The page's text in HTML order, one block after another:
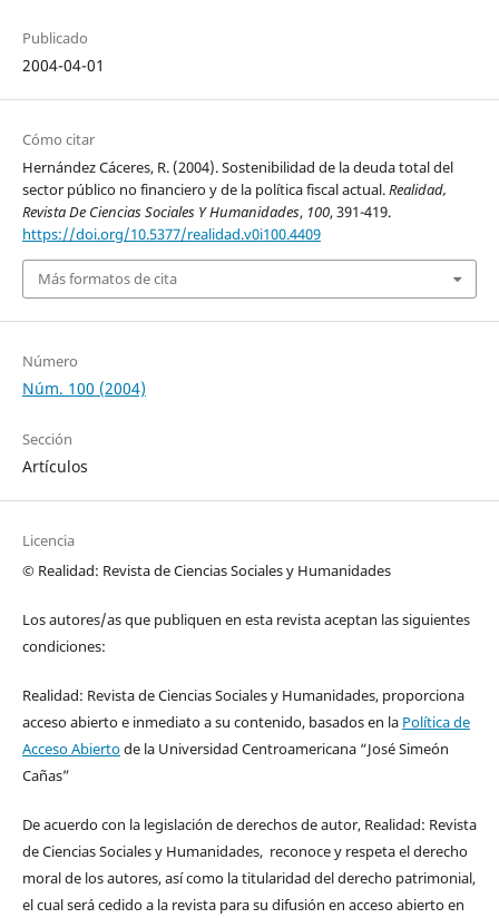
Publicado
2004-04-01
Cómo citar
Hernández Cáceres, R. (2004). Sostenibilidad de la deuda total del
sector público no financiero y de la política fiscal actual.Realidad,
Revista De Ciencias Sociales Y Humanidades, 100, 391-419.
https://doi.org/10.5377/realidad.v0i100.4409
Más formatos de cita
Número
Núm. 100 (2004)
Sección
Artículos
Licencia
© Realidad: Revista de Ciencias Sociales y Humanidades
Los autores/as que publiquen en esta revista aceptan las siguientes
condiciones:
Realidad: Revista de Ciencias Sociales y Humanidades, proporciona
acceso abierto e inmediato a su contenido, basados en la Política de
Acceso Abiertode la Universidad Centroamericana “José Simeón
Cañas”
De acuerdo con la legislación de derechos de autor, Realidad: Revista
de Ciencias Sociales y Humanidades, reconoce y respeta el derecho
moral de los autores, así como la titularidad del derecho patrimonial,
el cual será cedido a la revista para su difusión en acceso abierto en